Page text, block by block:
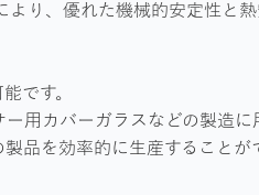
り、優れた機械的安定性と
です。
用カバーガラスなどの製造に
品を効率的に生産することが